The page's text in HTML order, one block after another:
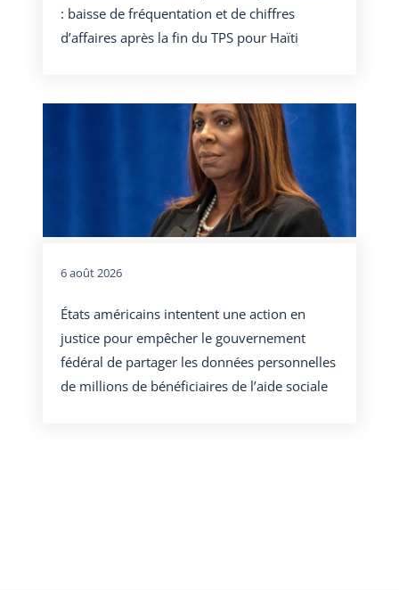
: baisse de fréquentation et de chiffres
d’affaires après la fin du TPS pour Haïti
6 août 2026
États américains intentent une action en
justice pour empêcher le gouvernement
fédéral de partager les données personnelles
de millions de bénéficiaires de l’aide sociale